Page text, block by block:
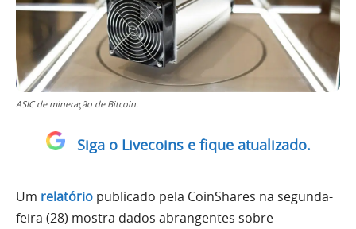
ASIC de mineração de Bitcoin.
Siga o Livecoins e fique atualizado.
Um relatório publicado pela CoinShares na segunda-
feira (28) mostra dados abrangentes sobre